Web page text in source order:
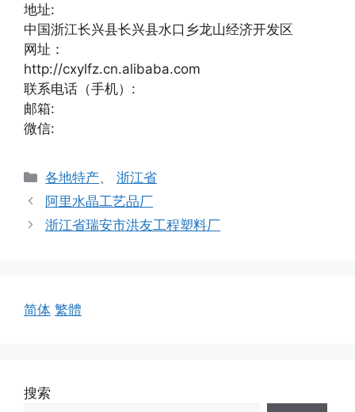
地址:
中国浙江长兴县长兴县水口乡龙山经济开发区
网址：
http://cxylfz.cn.alibaba.com
联系电话（手机）:
邮箱:
微信:
分
类
各地特产、浙江省
阿里水晶工艺品厂
浙江省瑞安市洪友工程塑料厂
简体 繁體
搜索